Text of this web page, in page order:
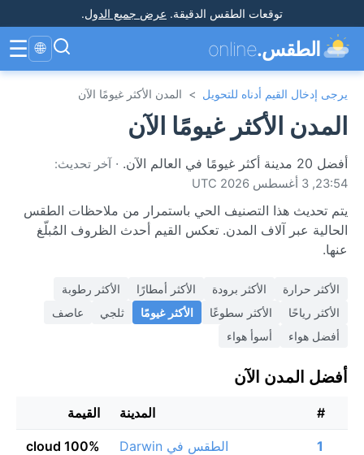
توقعات الطقس الدقيقة. عرض جميع الدول.
الطقس.online
🌐
☰
يرجى إدخال القيم أدناه للتحويل > المدن الأكثر غيومًا الآن
المدن الأكثر غيومًا الآن
أفضل 20 مدينة أكثر غيومًا في العالم الآن. · آخر تحديث:
23:54, 3 أغسطس 2026 UTC
يتم تحديث هذا التصنيف الحي باستمرار من ملاحظات الطقس
الحالية عبر آلاف المدن. تعكس القيم أحدث الظروف المُبلّغ
عنها.
الأكثر حرارة الأكثر برودة الأكثر أمطارًا
الأكثر رطوبة
الأكثر رياحًا
الأكثر سطوعًا الأكثر غيومًا ثلجي
عاصف
أفضل هواء
أسوأ هواء
أفضل المدن الآن
# المدينة القيمة
1 الطقس في Darwin 100% cloud